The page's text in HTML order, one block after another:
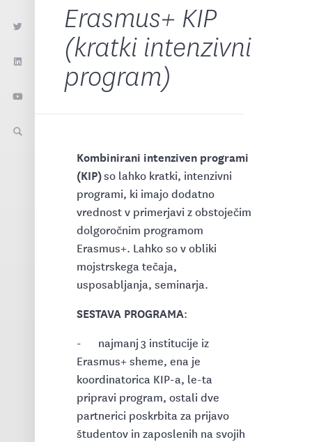
Erasmus+ KIP
(kratki intenzivni
program)
Kombinirani intenziven programi
(KIP)so lahko kratki, intenzivni
programi, ki imajo dodatno
vrednost v primerjavi z obstoječim
dolgoročnim programom
Erasmus+. Lahko so v obliki
mojstrskega tečaja,
usposabljanja, seminarja.
SESTAVA PROGRAMA:
- najmanj 3 institucije iz
Erasmus+ sheme, ena je
koordinatorica KIP-a, le-ta
pripravi program, ostali dve
partnerici poskrbita za prijavo
študentov in zaposlenih na svojih